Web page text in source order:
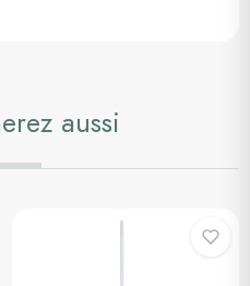
aussi